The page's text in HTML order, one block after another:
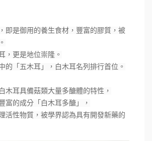
即是御用的養生食材，豐富的膠質，被
，更是地位崇隆。
的「五木耳」，白木耳名列排行首位。
木耳具備菇類大量多醣體的特性，
富的成分「白木耳多醣」，
活性物質，被學界認為具有開發新藥的